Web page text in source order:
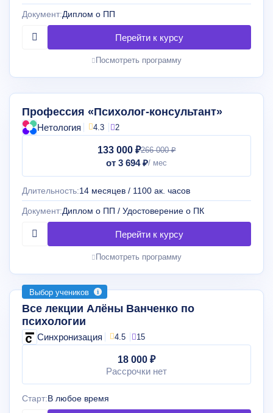
Документ:Диплом о ПП
Посмотреть программу
Профессия «Психолог-консультант»
Нетология 4.3 2
133 000 ₽266 000 ₽
от 3 694 ₽
Длительность:14 месяцев / 1100 ак. часов
Документ:Диплом о ПП / Удостоверение о ПК
Посмотреть программу
Выбор учеников
Все лекции Алёны Ванченко по
психологии
Синхронизация 4.5 15
18 000 ₽
Рассрочки нет
Старт:В любое время